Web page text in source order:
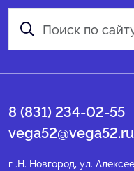
8 (831) 234-02-55
vega52@vega52.ru
г .Н. Новгород, ул.